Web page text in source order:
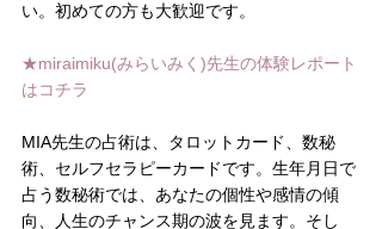
い。初めての方も大歓迎です。
★miraimiku(みらいみく)先生の体験レポート
はコチラ
MIA先生の占術は、タロットカード、数秘
術、セルフセラピーカードです。生年月日で
占う数秘術では、あなたの個性や感情の傾
向、人生のチャンス期の波を見ます。そし